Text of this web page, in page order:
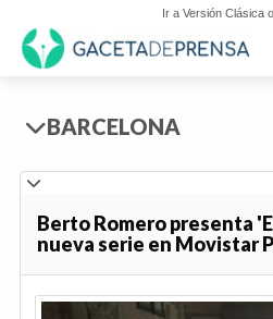
Ir a Versión Clásica
BARCELONA
Berto Romero presenta
nueva serie en Movistar